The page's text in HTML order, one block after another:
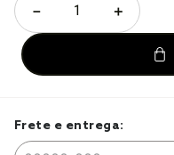
＋
－
Frete e entrega:
jogo cama
jogo cama casal